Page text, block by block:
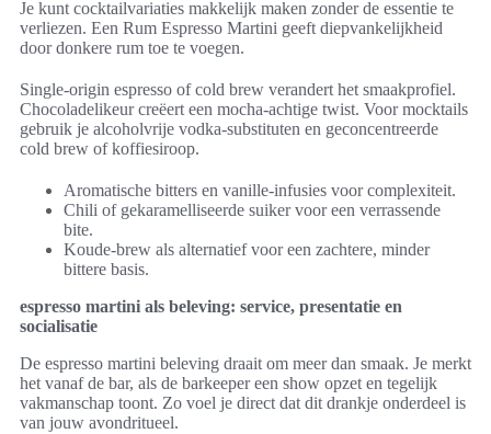
Je kunt cocktailvariaties makkelijk maken zonder de essentie te
verliezen. Een Rum Espresso Martini geeft diepvankelijkheid
door donkere rum toe te voegen.
Single-origin espresso of cold brew verandert het smaakprofiel.
Chocoladelikeur creëert een mocha-achtige twist. Voor mocktails
gebruik je alcoholvrije vodka-substituten en geconcentreerde
cold brew of koffiesiroop.
Aromatische bitters en vanille-infusies voor complexiteit.
Chili of gekaramelliseerde suiker voor een verrassende
bite.
Koude-brew als alternatief voor een zachtere, minder
bittere basis.
espresso martini als beleving: service, presentatie en
socialisatie
De espresso martini beleving draait om meer dan smaak. Je merkt
het vanaf de bar, als de barkeeper een show opzet en tegelijk
vakmanschap toont. Zo voel je direct dat dit drankje onderdeel is
van jouw avondritueel.